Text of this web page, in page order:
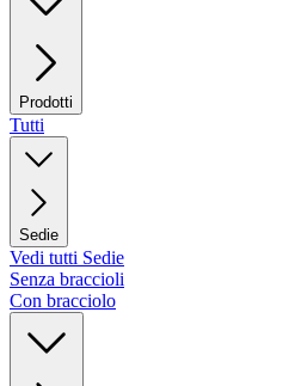
Prodotti
Tutti
Sedie
Vedi tutti Sedie
Senza braccioli
Con bracciolo